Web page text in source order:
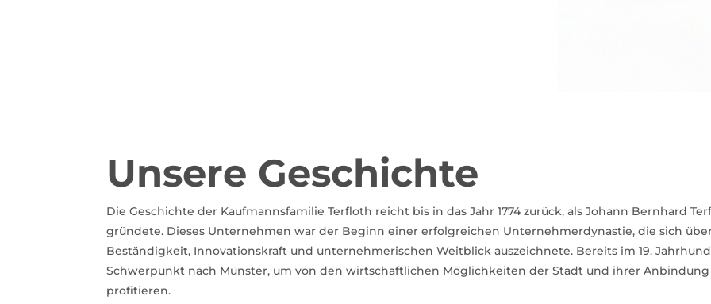
Unsere Geschichte
Die Geschichte der Kaufmannsfamilie Terfloth reicht bis in das Jahr 1774 zurück, als Johann Bernhard
gründete. Dieses Unternehmen war der Beginn einer erfolgreichen Unternehmerdynastie, die sich
Beständigkeit, Innovationskraft und unternehmerischen Weitblick auszeichnete. Bereits im 19.
Schwerpunkt nach Münster, um von den wirtschaftlichen Möglichkeiten der Stadt und ihrer
profitieren.